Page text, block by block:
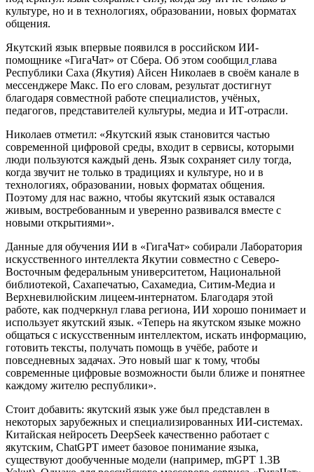
культуре, но и в технологиях, образовании, новых форматах
общения.
Якутский язык впервые появился в российском ИИ-
помощнике «ГигаЧат» от Сбера. Об этом сообщил глава
Республики Саха (Якутия) Айсен Николаев в своём канале в
мессенджере Макс. По его словам, результат достигнут
благодаря совместной работе специалистов, учёных,
педагогов, представителей культуры, медиа и ИТ-отрасли.
Николаев отметил: «Якутский язык становится частью
современной цифровой среды, входит в сервисы, которыми
люди пользуются каждый день. Язык сохраняет силу тогда,
когда звучит не только в традициях и культуре, но и в
технологиях, образовании, новых форматах общения.
Поэтому для нас важно, чтобы якутский язык оставался
живым, востребованным и уверенно развивался вместе с
новыми открытиями».
Данные для обучения ИИ в «ГигаЧат» собирали Лаборатория
искусственного интеллекта Якутии совместно с Северо-
Восточным федеральным университетом, Национальной
библиотекой, Сахапечатью, Сахамедиа, Ситим-Медиа и
Верхневилюйским лицеем-интернатом. Благодаря этой
работе, как подчеркнул глава региона, ИИ хорошо понимает и
использует якутский язык. «Теперь на якутском языке можно
общаться с искусственным интеллектом, искать информацию,
готовить тексты, получать помощь в учёбе, работе и
повседневных задачах. Это новый шаг к тому, чтобы
современные цифровые возможности были ближе и понятнее
каждому жителю республики».
Стоит добавить: якутский язык уже был представлен в
некоторых зарубежных и специализированных ИИ-системах.
Китайская нейросеть DeepSeek качественно работает с
якутским, ChatGPT имеет базовое понимание языка,
существуют дообученные модели (например, mGPT 1.3B